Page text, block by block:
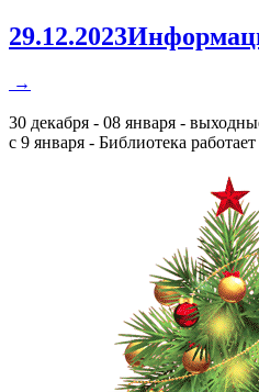
29.12.2023
→
30 декабря - 08 января -
с 9 января - Библиотека